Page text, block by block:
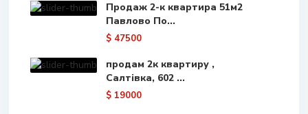
Продаж 2-к квартира 51м2
Павлово По...
$ 47500
продам 2к квартиру ,
Салтівка, 602 ...
$ 19000